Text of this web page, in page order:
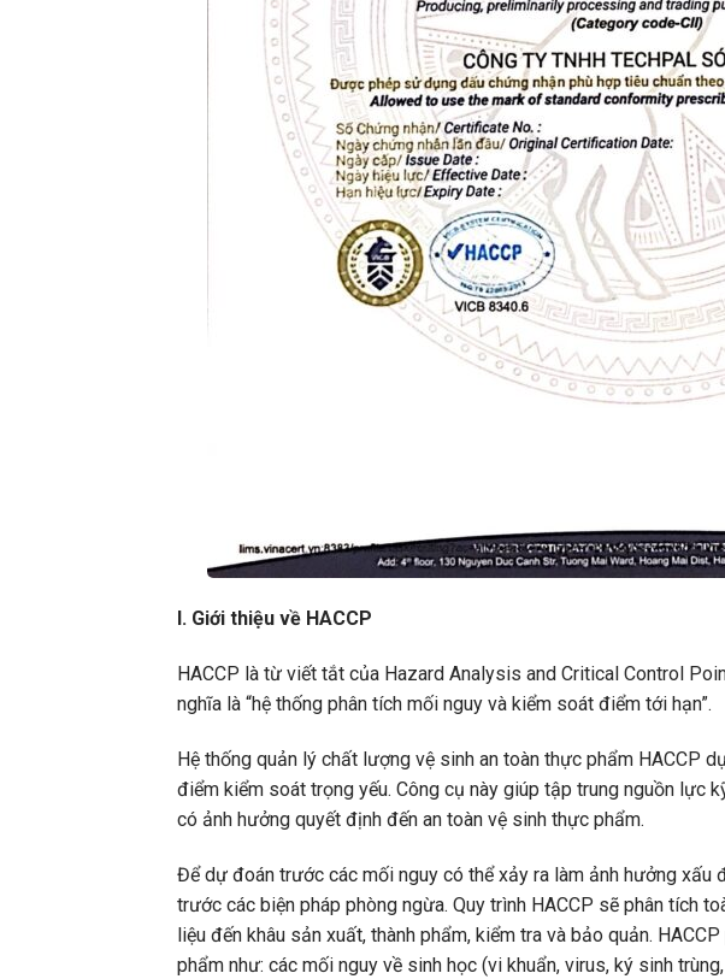
I. Giới thiệu về HACCP
HACCP là từ viết tắt của Hazard Analysis and Critical Control
nghĩa là “hệ thống phân tích mối nguy và kiểm soát điểm tới hạn”.
Hệ thống quản lý chất lượng vệ sinh an toàn thực phẩm HACCP
điểm kiểm soát trọng yếu. Công cụ này giúp tập trung nguồn lực
có ảnh hưởng quyết định đến an toàn vệ sinh thực phẩm.
Để dự đoán trước các mối nguy có thể xảy ra làm ảnh hưởng
trước các biện pháp phòng ngừa. Quy trình HACCP sẽ phân tích
liệu đến khâu sản xuất, thành phẩm, kiểm tra và bảo quản.
phẩm như: các mối nguy về sinh học (vi khuẩn, virus, ký sinh